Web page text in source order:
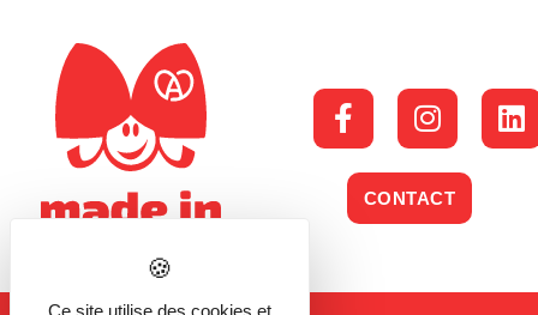
CONTACT
Ce site utilise des cookies et